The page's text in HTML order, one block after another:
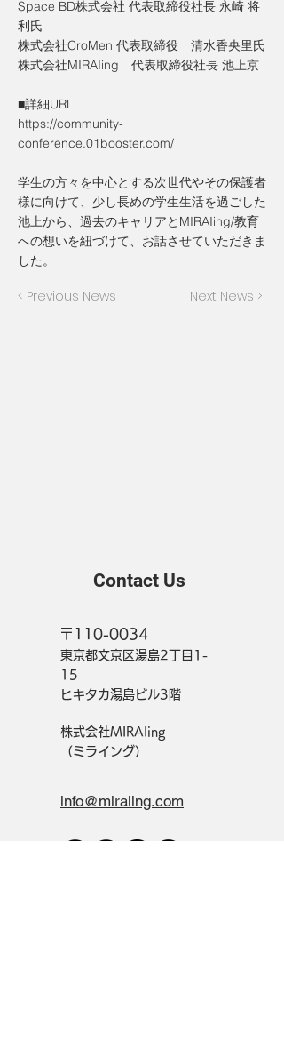
Space BD株式会社 代表取締役社長 永崎 将
利氏
株式会社CroMen 代表取締役 清水香央里氏
株式会社MIRAIing 代表取締役社長 池上京
■詳細URL
https://community-
conference.01booster.com/
学生の方々を中心とする次世代やその保護者
様に向けて、少し長めの学生生活を過ごした
池上から、過去のキャリアとMIRAIing/教育
への想いを紐づけて、お話させていただきま
した。
< Previous News Next News >
Contact Us
〒110-0034
東京都文京区湯島2丁目1-
15
ヒキタカ湯島ビル3階
株式会社MIRAIing
（ミライング）
info@miraiing.com